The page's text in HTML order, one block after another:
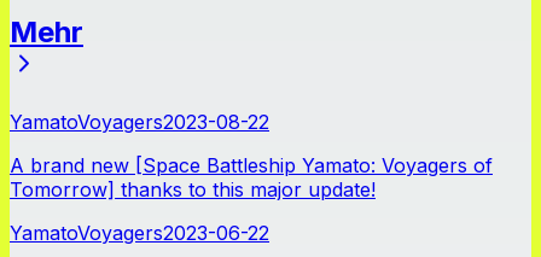
Mehr
YamatoVoyagers2023-08-22
A brand new [Space Battleship Yamato: Voyagers of
Tomorrow] thanks to this major update!
YamatoVoyagers2023-06-22